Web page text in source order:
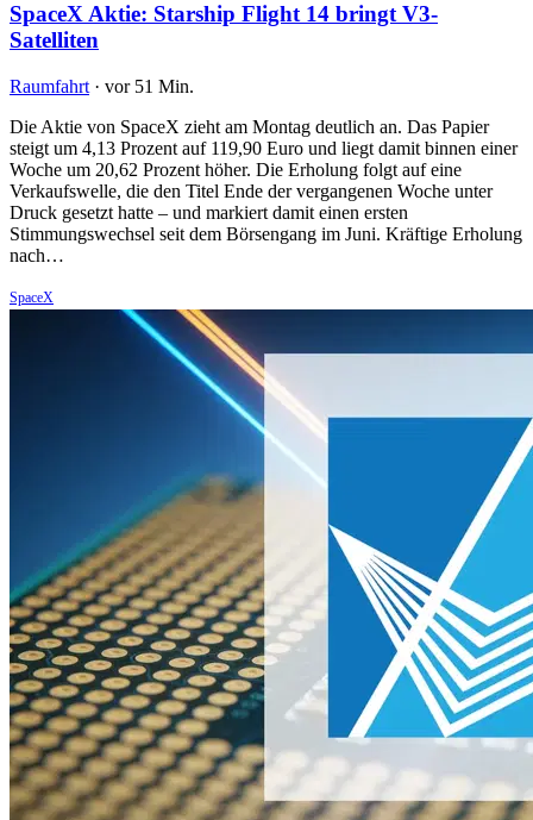
SpaceX Aktie: Starship Flight 14 bringt V3-
Satelliten
Raumfahrt · vor 51 Min.
Die Aktie von SpaceX zieht am Montag deutlich an. Das Papier
steigt um 4,13 Prozent auf 119,90 Euro und liegt damit binnen einer
Woche um 20,62 Prozent höher. Die Erholung folgt auf eine
Verkaufswelle, die den Titel Ende der vergangenen Woche unter
Druck gesetzt hatte – und markiert damit einen ersten
Stimmungswechsel seit dem Börsengang im Juni. Kräftige Erholung
nach…
SpaceX